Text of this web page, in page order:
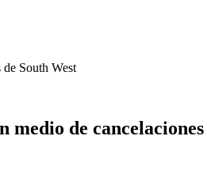
de South West
de